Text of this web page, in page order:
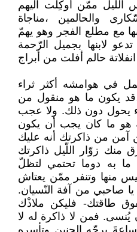
اللّيل ممّن أوكِلت اليهم
والحالمين ،مناجاة
مع مطلع الفجر وهو يهمّ
لابنها بجميل الرّحمة
حالم أفلت من أبراج
في هوامشه أكثر ثراء
يكون ما هو منقول من
يحول دون ذلك. ولا عجب
هو ما كان يجب أن يكون
آمن من ذاكرتك أنه عليك
منك زوّار اللّيل ذاكرتك
ما به دوما تحتمي لتظلّ
منها وتنفر ممّن يعتاش
يا صاحبي من آفة النّسيان.
طاقتك- فليكن ملاذْك
يُنسى. فمن لا ذاكرة له لا